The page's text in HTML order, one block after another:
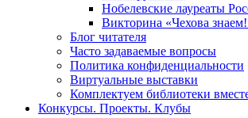
Нобелевские лауреаты
Викторина «Чехова
Блог читателя
Часто задаваемые вопросы
Политика конфиденциальности
Виртуальные выставки
Комплектуем библиотеки
Конкурсы. Проекты. Клубы